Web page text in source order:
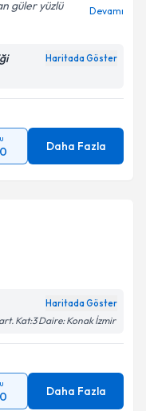
güler yüzlü
Devamı
Haritada Göster
Daha Fazla
Haritada Göster
Kat:3 Daire: Konak İzmir
Daha Fazla